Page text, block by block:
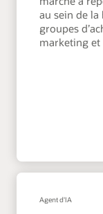
au sein de la
groupes
marketing et
Agent d'IA